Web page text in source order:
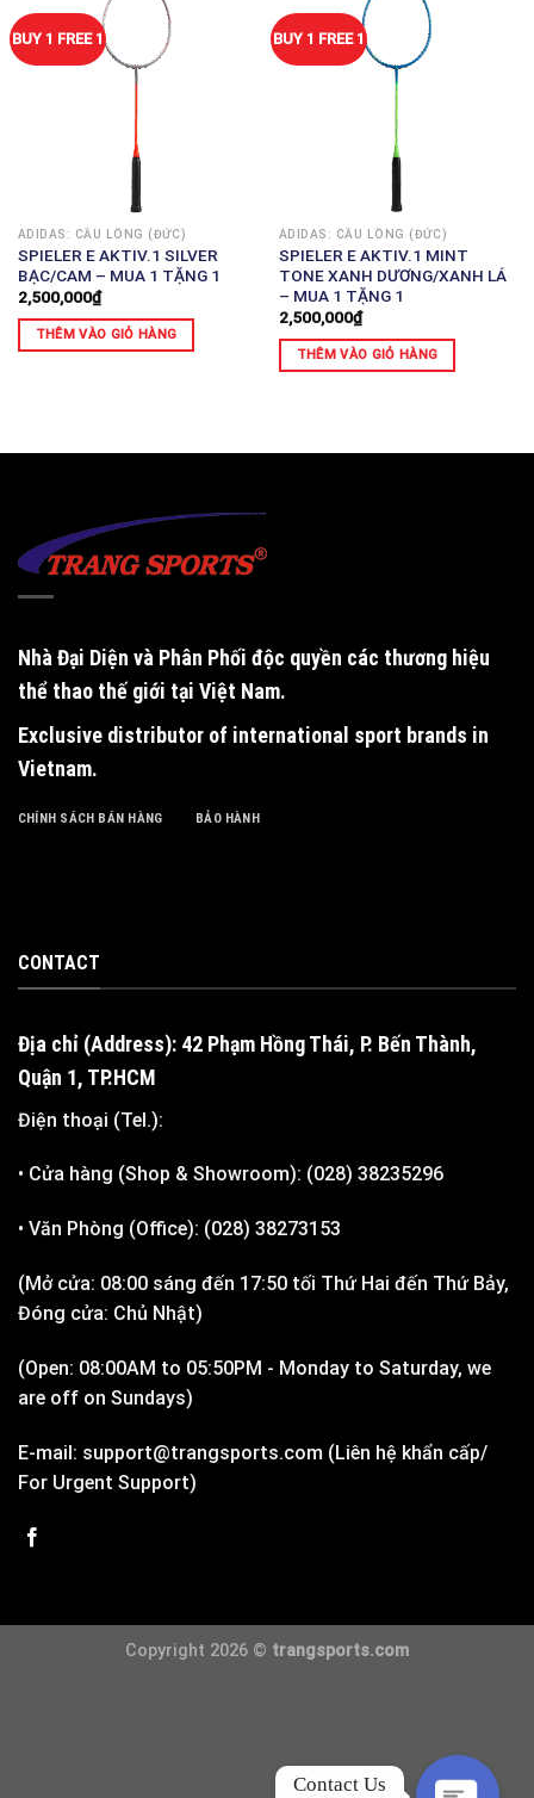
BUY 1 FREE 1
ADIDAS: CẦU LÔNG (ĐỨC)
SPIELER E AKTIV.1 SILVER
BẠC/CAM – MUA 1 TẶNG 1
2,500,000₫
THÊM VÀO GIỎ HÀNG
BUY 1 FREE 1
ADIDAS: CẦU LÔNG (ĐỨC)
SPIELER E AKTIV.1 MINT
TONE XANH DƯƠNG/XANH LÁ
– MUA 1 TẶNG 1
2,500,000₫
THÊM VÀO GIỎ HÀNG
Nhà Đại Diện và Phân Phối độc quyền các thương hiệu
thể thao thế giới tại Việt Nam.
Exclusive distributor of international sport brands in
Vietnam.
CHÍNH SÁCH BÁN HÀNG BẢO HÀNH
CONTACT
Địa chỉ (Address): 42 Phạm Hồng Thái, P. Bến Thành,
Quận 1, TP.HCM
Điện thoại (Tel.):
• Cửa hàng (Shop & Showroom): (028) 38235296
• Văn Phòng (Office): (028) 38273153
(Mở cửa: 08:00 sáng đến 17:50 tối Thứ Hai đến Thứ Bảy,
Đóng cửa: Chủ Nhật)
(Open: 08:00AM to 05:50PM - Monday to Saturday, we
are off on Sundays)
E-mail: support@trangsports.com (Liên hệ khẩn cấp/
For Urgent Support)
Copyright 2026 © trangsports.com
Contact Us